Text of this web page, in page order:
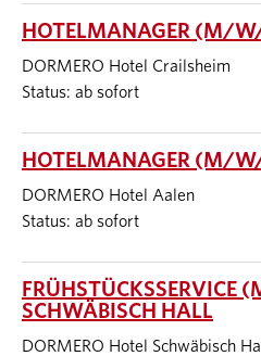
HOTELMANAGER (M/
DORMERO Hotel Crailsheim
Status: ab sofort
HOTELMANAGER (M/
DORMERO Hotel Aalen
Status: ab sofort
FRÜHSTÜCKSSERVICE
SCHWÄBISCH HALL
DORMERO Hotel Schwäbisch Hall